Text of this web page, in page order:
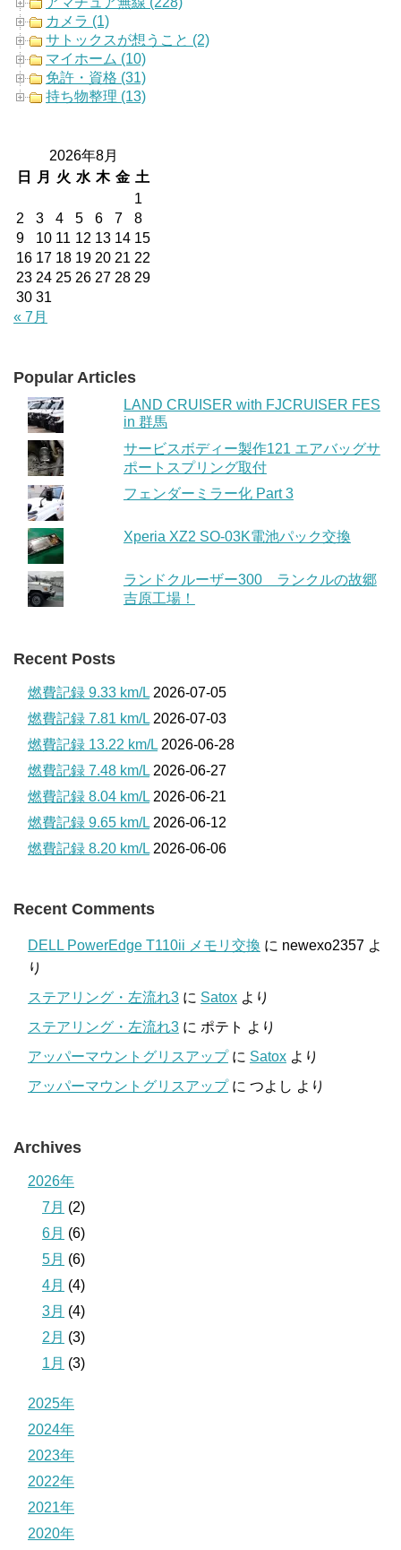
カメラ (1)
サトックスが想うこと (2)
マイホーム (10)
免許・資格 (31)
持ち物整理 (13)
2026年8月
日
月 火 水 木 金 土
1
2
3 4 5 6 7
8
9
10 11 12 13 14 15
16 17 18 19 20 21 22
23 24 25 26 27 28 29
30 31
« 7月
Popular Articles
LAND CRUISER with FJCRUISER FES
in 群馬
サービスボディー製作121 エアバッグサ
ポートスプリング取付
フェンダーミラー化 Part 3
Xperia XZ2 SO-03K電池パック交換
ランドクルーザー300 ランクルの故郷
吉原工場！
Recent Posts
燃費記録 9.33 km/L 2026-07-05
燃費記録 7.81 km/L 2026-07-03
燃費記録 13.22 km/L 2026-06-28
燃費記録 7.48 km/L 2026-06-27
燃費記録 8.04 km/L 2026-06-21
燃費記録 9.65 km/L 2026-06-12
燃費記録 8.20 km/L 2026-06-06
Recent Comments
DELL PowerEdge T110ii メモリ交換 に newexo2357 よ
り
ステアリング・左流れ3 に Satox より
ステアリング・左流れ3 に ポテト より
アッパーマウントグリスアップに Satox より
アッパーマウントグリスアップに つよし より
Archives
2026年
7月 (2)
6月 (6)
5月 (6)
4月 (4)
3月 (4)
2月 (3)
1月 (3)
2025年
2024年
2023年
2022年
2021年
2020年